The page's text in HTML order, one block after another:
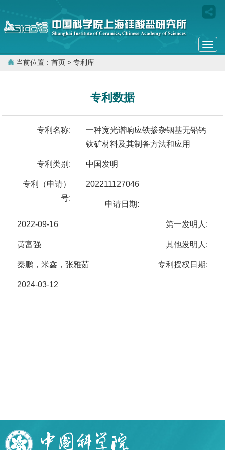
当前位置： 首页 > 专利库
专利数据
专利名称:
一种宽光谱响应铁掺杂铟基无铅钙
钛矿材料及其制备方法和应用
专利类别: 中国发明
专利（申请）
号:
202211127046
申请日期:
2022-09-16 第一发明人:
黄富强 其他发明人:
秦鹏，米鑫，张雅茹 专利授权日期:
2024-03-12